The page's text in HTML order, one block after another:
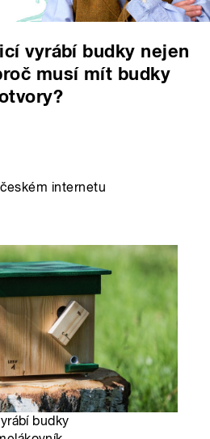
vyrábí budky nejen
musí mít budky
internetu
budky